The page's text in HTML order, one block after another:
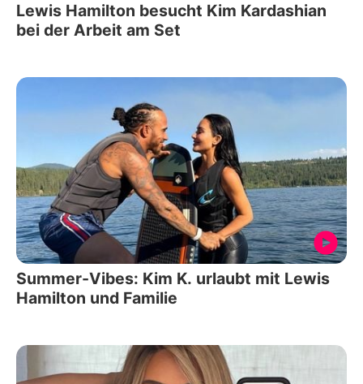
Lewis Hamilton besucht Kim Kardashian
bei der Arbeit am Set
Summer-Vibes: Kim K. urlaubt mit Lewis
Hamilton und Familie